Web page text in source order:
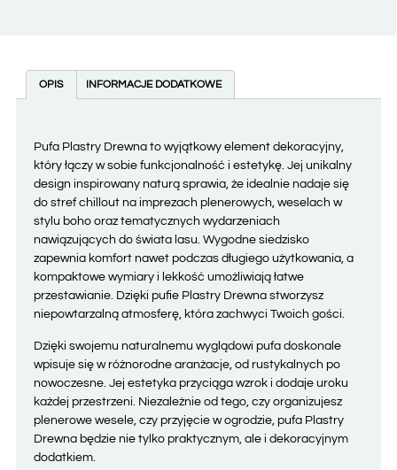
OPIS INFORMACJE DODATKOWE
Pufa Plastry Drewna to wyjątkowy element dekoracyjny,
który łączy w sobie funkcjonalność i estetykę. Jej unikalny
design inspirowany naturą sprawia, że idealnie nadaje się
do stref chillout na imprezach plenerowych, weselach w
stylu boho oraz tematycznych wydarzeniach
nawiązujących do świata lasu. Wygodne siedzisko
zapewnia komfort nawet podczas długiego użytkowania, a
kompaktowe wymiary i lekkość umożliwiają łatwe
przestawianie. Dzięki pufie Plastry Drewna stworzysz
niepowtarzalną atmosferę, która zachwyci Twoich gości.
Dzięki swojemu naturalnemu wyglądowi pufa doskonale
wpisuje się w różnorodne aranżacje, od rustykalnych po
nowoczesne. Jej estetyka przyciąga wzrok i dodaje uroku
każdej przestrzeni. Niezależnie od tego, czy organizujesz
plenerowe wesele, czy przyjęcie w ogrodzie, pufa Plastry
Drewna będzie nie tylko praktycznym, ale i dekoracyjnym
dodatkiem.